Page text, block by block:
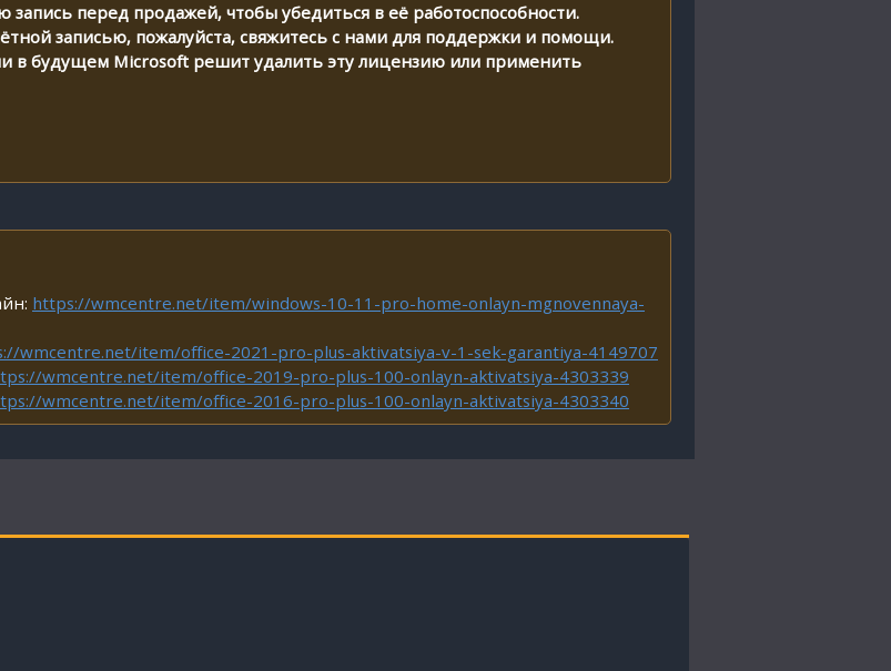
перед продажей, чтобы убедиться в её работоспособности.
записью, пожалуйста, свяжитесь с нами для поддержки и помощи.
в будущем Microsoft решит удалить эту лицензию или применить
https://wmcentre.net/item/windows-10-11-pro-home-onlayn-mgnovennaya-
wmcentre.net/item/office-2021-pro-plus-aktivatsiya-v-1-sek-garantiya-4149707
wmcentre.net/item/office-2019-pro-plus-100-onlayn-aktivatsiya-4303339
wmcentre.net/item/office-2016-pro-plus-100-onlayn-aktivatsiya-4303340